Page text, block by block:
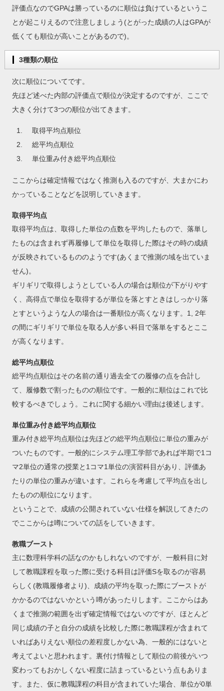
評価点なのでGPAは勝っているのに順位は負けているというこ
とが起こりえるので注意しましょう(とがった成績の人はGPAが
低くても順位が高いことがあるので)。
3種類の順位
次に順位についてです。
先ほど述べた内部の評価点で順位が決定するのですが、ここで
大きく分けて3つの順位が出てきます。
取得平均点順位
総平均点順位
単位重み付き総平均点順位
ここからは確定情報ではなく推測も入るのですが、大まかにわ
かっていることなどを説明していきます。
取得平均点
取得平均点は、取得した単位の点数を平均したもので、落単し
たものは含まれず再履修して単位を取得した際はその時の成績
が反映されているもののようです(あくまで推測の域を出ていま
せん)。
ギリギリで取得しようとしている人の場合は順位が下がりやす
く、高得点で単位を取得するが単位を落とすときはしっかり落
とすというような人の場合は一番順位が高くなります。1, 2年
の間にギリギリで単位を取る人が多い科目で落単をするとここ
が高くなります。
総平均点順位
総平均点順位はその名前の通り過去全ての履修の点を合計し
て、履修数で割ったものの順位です。一般的に順位はこれで比
較するべきでしょう。これに関する細かい理由は後述します。
単位重み付き総平均点順位
重み付き総平均点順位は先ほどの総平均点順位に単位の重みが
ついたものです。一般的にシステム理工学部であれば半期で1コ
マ2単位の通常の授業と1コマ1単位の演習科目があり、評価あ
たりの単位の重みが違います。これらを考慮して平均点を出し
たものの順位になります。
ということで、成績の公開されていない仕様を解説してきたの
でここからは噂についての話をしていきます。
教職ブースト
主に数理科学科の話なのかもしれないのですが、一般科目に対
して教職課程を取った際に受ける科目は評価Sを取るのが容易
らしく(教職履修者より)、成績の平均を取った際にブーストが
かかるのではないかという噂があったりします。ここからはあ
くまで推測の範囲を出ず確定情報ではないのですが、ほとんど
同じ成績の子と自分の成績を比較した際に教職課程が含まれて
いればありえない順位の差程度しかない為、一般的にはないと
考えてよいと思われます。裏付け情報として順位の前後がいつ
変わってもおかしくない程度に詰まっているという点もありま
す。また、仮に教職課程の科目が含まれていた場合、単位が0単